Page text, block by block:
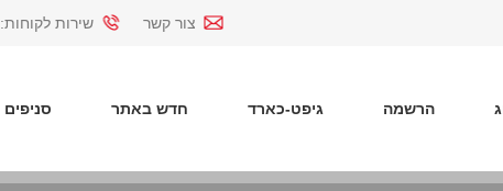
צור קשר שירות לקוחות:
הרשמה גיפט-כארד חדש באתר סניפים